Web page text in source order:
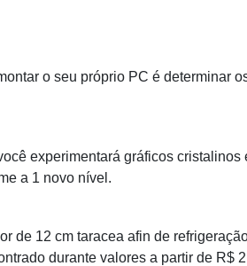
o seu próprio PC é determinar
experimentará gráficos
a 1 novo nível.
de 12 cm taracea afin de
durante valores a partir de R$